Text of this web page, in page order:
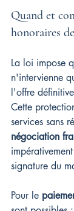
Quand et
honoraires
La loi impose
n'intervienne
l'offre
Cette
services sans
négociation
signature du
Pour le